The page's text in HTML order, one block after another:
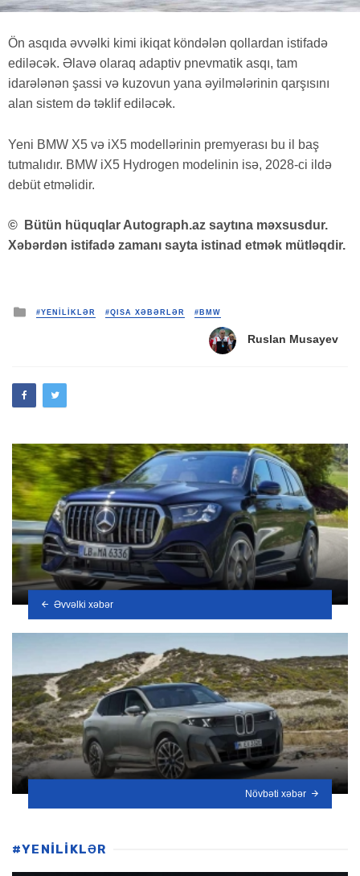
Ön asqıda əvvəlki kimi ikiqat köndələn qollardan istifadə
ediləcək. Əlavə olaraq adaptiv pnevmatik asqı, tam
idarələnən şassi və kuzovun yana əyilmələrinin qarşısını
alan sistem də təklif ediləcək.
Yeni BMW X5 və iX5 modellərinin premyerası bu il baş
tutmalıdır. BMW iX5 Hydrogen modelinin isə, 2028-ci ildə
debüt etməlidir.
©
Bütün hüquqlar Autograph.az saytına məxsusdur.
Xəbərdən istifadə zamanı sayta istinad etmək mütləqdir.
Posted
#YENİLİKLƏR #QISA XƏBƏRLƏR #BMW
Ruslan Musayev
Əvvəlki xəbər
Növbəti xəbər
#YENİLİKLƏR